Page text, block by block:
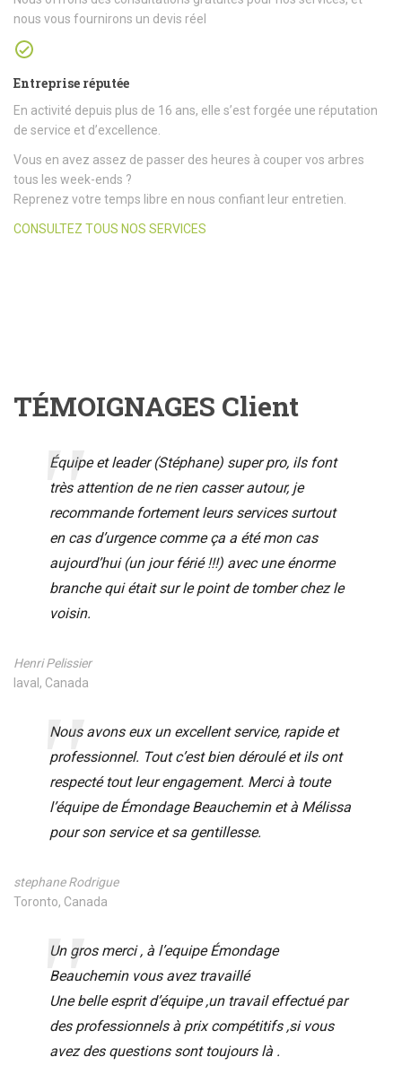
nous vous fournirons un devis réel
Entreprise réputée
En activité depuis plus de 16 ans, elle s’est forgée une réputation
de service et d’excellence.
Vous en avez assez de passer des heures à couper vos arbres
tous les week-ends ?
Reprenez votre temps libre en nous confiant leur entretien.
CONSULTEZ TOUS NOS SERVICES
TÉMOIGNAGES Client
Équipe et leader (Stéphane) super pro, ils font
très attention de ne rien casser autour, je
recommande fortement leurs services surtout
en cas d’urgence comme ça a été mon cas
aujourd’hui (un jour férié !!!) avec une énorme
branche qui était sur le point de tomber chez le
voisin.
Henri Pelissier
laval, Canada
Nous avons eux un excellent service, rapide et
professionnel. Tout c’est bien déroulé et ils ont
respecté tout leur engagement. Merci à toute
l’équipe de Émondage Beauchemin et à Mélissa
pour son service et sa gentillesse.
stephane Rodrigue
Toronto, Canada
Un gros merci , à l’equipe Émondage
Beauchemin vous avez travaillé
Une belle esprit d’équipe ,un travail effectué par
des professionnels à prix compétitifs ,si vous
avez des questions sont toujours là .